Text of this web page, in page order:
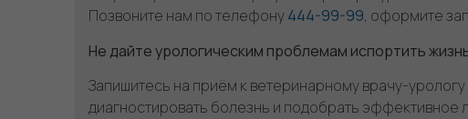
Позвоните нам по телефону444-99-99, оформите
Не дайте урологическим проблемам испортить
Запишитесь на приём к ветеринарному врачу-
диагностировать болезнь и подобрать эффективное